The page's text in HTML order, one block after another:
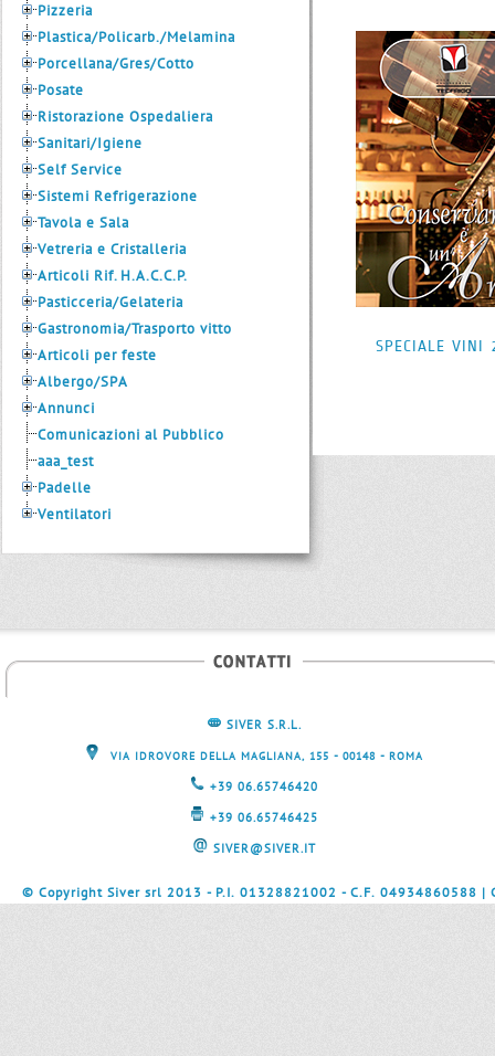
Pizzeria
Plastica/Policarb./Melamina
Porcellana/Gres/Cotto
Posate
Ristorazione Ospedaliera
Sanitari/Igiene
Self Service
Sistemi Refrigerazione
Tavola e Sala
Vetreria e Cristalleria
Articoli Rif. H.A.C.C.P.
Pasticceria/Gelateria
Gastronomia/Trasporto vitto
Articoli per feste
Albergo/SPA
Annunci
Comunicazioni al Pubblico
aaa_test
Padelle
Ventilatori
SPECIALE VINI
SIVER S.R.L.
VIA IDROVORE DELLA MAGLIANA, 155 - 00148 - ROMA
+39 06.65746420
+39 06.65746425
SIVER@SIVER.IT
© Copyright Siver srl 2013 - P.I. 01328821002 - C.F. 04934860588 |